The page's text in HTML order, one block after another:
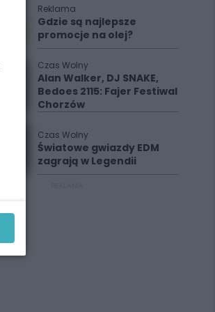
Reklama
Gdzie są najlepsze
promocje na olej?
Czas Wolny
Alan Walker, DJ SNAKE,
Bedoes 2115: Fajer Festiwal
Chorzów
Czas Wolny
Światowe gwiazdy EDM
zagrają w Legendii